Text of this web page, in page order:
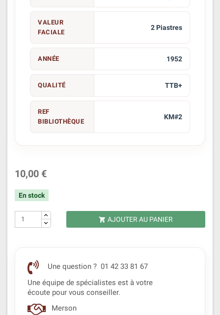
VALEUR
FACIALE
2 Piastres
ANNÉE 1952
QUALITÉ TTB+
REF
BIBLIOTHÈQUE
KM#2
10,00 €
En stock
 AJOUTER AU PANIER
Une question ? 01 42 33 81 67
Une équipe de spécialistes est à votre
écoute pour vous conseiller.
Merson